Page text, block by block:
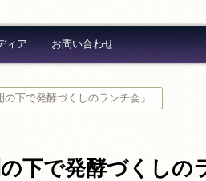
ィア お問い合わせ
下で発酵づくしのランチ会」
下で発酵づくしの